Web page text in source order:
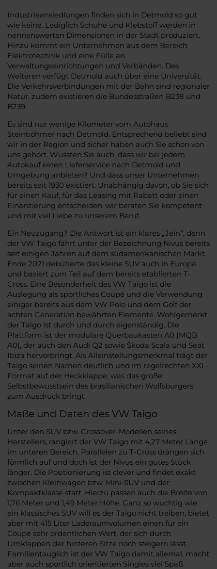
Industrieansiedlungen finden sich in Detmold so gut
wie keine. Lediglich Schuhe und Klebstoff werden in
nennenswerten Dimensionen in der Stadt produziert.
Hinzu kommt ein Unternehmen aus dem Bereich
Elektrotechnik und eine Fülle an
Verwaltungseinrichtungen und Verbänden. Des
Weiteren verfügt Detmold auch über eine Universität.
Die Verkehrsverbindungen mit der Bahn sind regionaler
Natur, zudem existieren die Bundesstraßen B238 und
B239.
Es sind nur wenige Kilometer vom Autohaus
Steinböhmer nach Detmold. Entsprechend beliebt sind
wir in der Region und sicher haben auch Sie schon von
uns gehört. Wussten Sie auch, dass wir bei jedem
Autokauf einen Lieferservice nach Detmold und
Umgebung anbieten? Und dass unser Unternehmen
bereits seit 1930 existiert. Unabhängig davon, ob Sie sich
für einen Kauf, für das Leasing mit Rabatt oder einen
Finanzierung entscheiden: wir beraten Sie kompetent
und mit viel Liebe zu unserem Beruf.
Ein Neuzugang? Die Antwort ist ein klares „Jein“, denn
der VW Taigo fährt unter der Bezeichnung Nivus bereits
seit einigen Jahren auf dem südamerikanischen Markt.
Ende 2021 debütierte das kleine SUV auch in Europa
und basiert zum Teil auf dem bereits etablierten T-
Cross. Eine Besonderheit des VW Taigo ist die
Auslegung als sportliches Coupé und die Verwendung
einiger bereits aus dem VW Polo und dem Golf der
achten Generation bewährten Elemente. Wohlgemerkt:
der Taigo ist durch und durch eigenständig. Die
Plattform ist der modulare Querbaukasten A0 (MQB
A0), der auch den Audi Q2 sowie Škoda Scala und Seat
Ibiza hervorbringt. Als Alleinstellungsmerkmal trägt der
Taigo seinen Namen deutlich und im regelrechten XXL-
Format auf der Heckklappe, was das große
Selbstbewusstsein des brasilianischen Wolfsburgers
zum Ausdruck bringt.
Maße und Daten des VW Taigo
Unter den SUV bzw. Crossover-Modellen seines
Herstellers, rangiert der VW Taigo mit 4,27 Meter Länge
im unteren Bereich. Parallelen zu T-Cross drängen sich
förmlich auf und doch ist der Nivus ein gutes Stück
länger. Die Positionierung ist clever und findet exakt
zwischen Kleinwagen bzw. Mini-SUV und der
Kompaktklasse statt. Hierzu passen auch die Breite von
1,76 Meter und 1,49 Meter Höhe. Ganz so wuchtig wie
ein klassisches SUV will es der Taigo nicht treiben, bietet
aber mit 415 Liter Laderaumvolumen einen für ein
Coupé sehr ordentlichen Wert, der sich durch
Umklappen der hinteren Sitze noch steigern lässt.
Familientauglich ist der VW Taigo damit allemal, macht
aber auch sportlich orientierten Singles viel Spaß.